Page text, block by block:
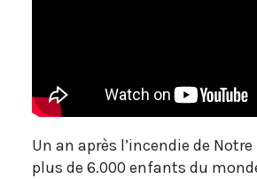
Un an après l’incendie de
plus de 6.000 enfants du